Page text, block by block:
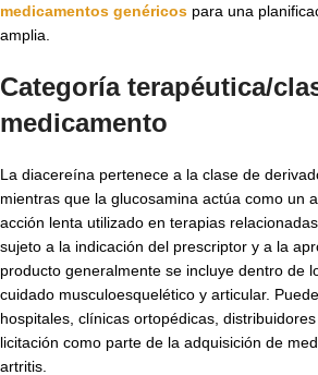
medicamentos genéricos para una
amplia.
Categoría terapéutica/
medicamento
La diacereína pertenece a la clase de
mientras que la glucosamina actúa como un
acción lenta utilizado en terapias
sujeto a la indicación del prescriptor y a la
producto generalmente se incluye dentro de
cuidado musculoesquelético y articular.
hospitales, clínicas ortopédicas,
licitación como parte de la adquisición de
artritis.